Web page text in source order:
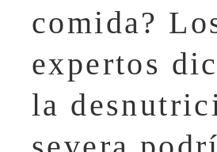
comida?
expertos
la